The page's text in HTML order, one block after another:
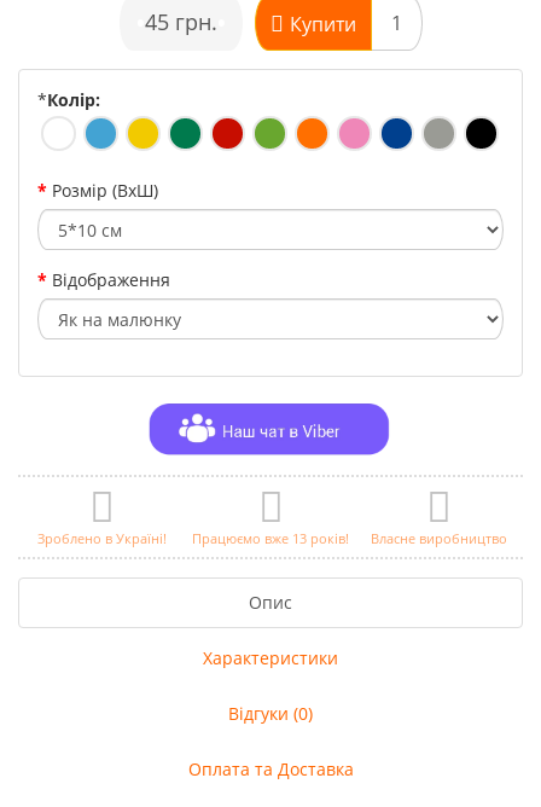
45 грн. Купити
*Колір:
Розмір (ВхШ)
Відображення
Зроблено в Україні! Працюємо вже 13 років! Власне виробництво
Опис
Характеристики
Відгуки (0)
Оплата та Доставка